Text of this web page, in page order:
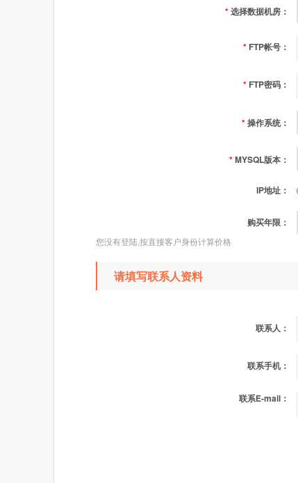
*选择数据机房：
* FTP帐号：
* FTP密码：
*操作系统：
*MYSQL版本：
IP地址：
购买年限：
您没有登陆,按直接客户身份计算价格
请填写联系人资料
联系人：
联系手机：
联系E-mail：